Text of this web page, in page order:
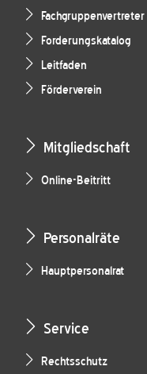
Fachgruppenvertreter
Forderungskatalog
Leitfaden
Förderverein
Mitgliedschaft
Online-Beitritt
Personalräte
Hauptpersonalrat
Service
Rechtsschutz